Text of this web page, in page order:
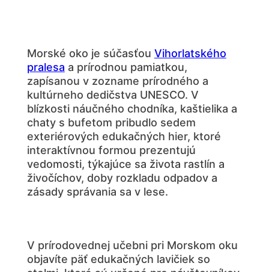
Morské oko je súčasťou Vihorlatského
pralesa a prírodnou pamiatkou,
zapísanou v zozname prírodného a
kultúrneho dedičstva UNESCO. V
blízkosti náučného chodníka, kaštielika a
chaty s bufetom pribudlo sedem
exteriérových edukačných hier, ktoré
interaktívnou formou prezentujú
vedomosti, týkajúce sa života rastlín a
živočíchov, doby rozkladu odpadov a
zásady správania sa v lese.
V prírodovednej učebni pri Morskom oku
objavíte päť edukačných lavičiek so